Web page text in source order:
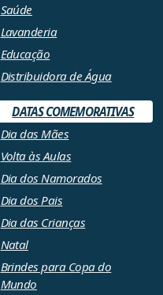
Saúde
Lavanderia
Educação
Distribuidora de Água
DATAS COMEMORATIVAS
Dia das Mães
Volta às Aulas
Dia dos Namorados
Dia dos Pais
Dia das Crianças
Natal
Brindes para Copa do
Mundo